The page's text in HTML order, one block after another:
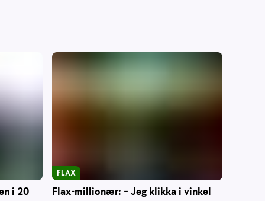
i 20 Flax-millionær: – Jeg klikka i vinkel
FLAX